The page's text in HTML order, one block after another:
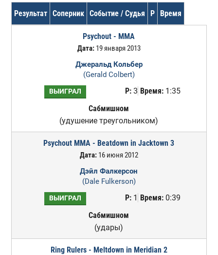
Результат Соперник Событие / Судья Р Время
Psychout - MMA
Дата:19 января 2013
Джеральд Кольбер
(Gerald Colbert)
ВЫИГРАЛ Р:3 Время:1:35
Сабмишном
(удушение треугольником)
Psychout MMA - Beatdown in Jacktown 3
Дата:16 июня 2012
Дэйл Фалкерсон
(Dale Fulkerson)
ВЫИГРАЛ Р:1 Время:0:39
Сабмишном
(удары)
Ring Rulers - Meltdown in Meridian 2